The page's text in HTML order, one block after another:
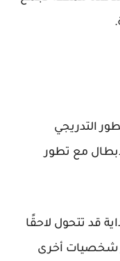
التدريجي
مع تطور
قد تتحول لاحقًا
شخصيات أخرى